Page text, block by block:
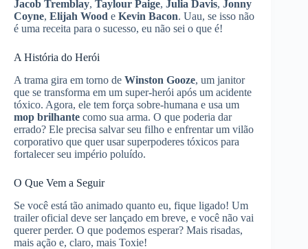
Jacob Tremblay, Taylour Paige, Julia Davis, Jonny
Coyne, Elijah Wood e Kevin Bacon. Uau, se isso não
é uma receita para o sucesso, eu não sei o que é!
A História do Herói
A trama gira em torno de Winston Gooze, um janitor
que se transforma em um super-herói após um acidente
tóxico. Agora, ele tem força sobre-humana e usa um
mop brilhante como sua arma. O que poderia dar
errado? Ele precisa salvar seu filho e enfrentar um vilão
corporativo que quer usar superpoderes tóxicos para
fortalecer seu império poluído.
O Que Vem a Seguir
Se você está tão animado quanto eu, fique ligado! Um
trailer oficial deve ser lançado em breve, e você não vai
querer perder. O que podemos esperar? Mais risadas,
mais ação e, claro, mais Toxie!